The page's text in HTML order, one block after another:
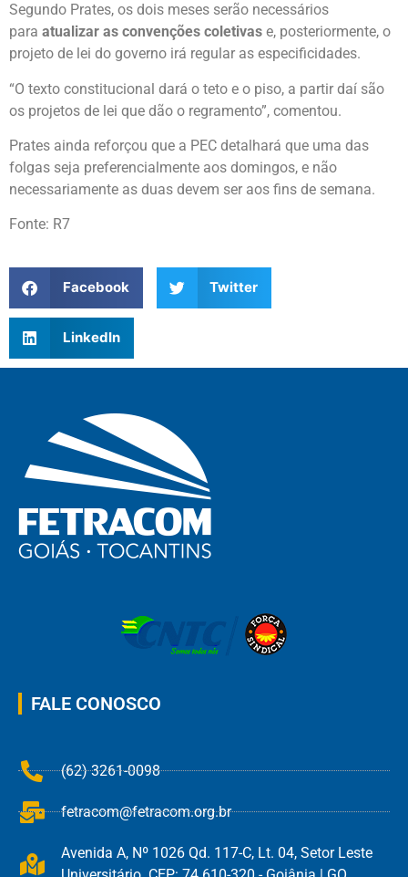
Segundo Prates, os dois meses serão necessários
para atualizar as convenções coletivas e, posteriormente, o
projeto de lei do governo irá regular as especificidades.
“O texto constitucional dará o teto e o piso, a partir daí são
os projetos de lei que dão o regramento”, comentou.
Prates ainda reforçou que a PEC detalhará que uma das
folgas seja preferencialmente aos domingos, e não
necessariamente as duas devem ser aos fins de semana.
Fonte: R7
Facebook Twitter
LinkedIn
FALE CONOSCO
(62) 3261-0098
fetracom@fetracom.org.br
Avenida A, Nº 1026 Qd. 117-C, Lt. 04, Setor Leste